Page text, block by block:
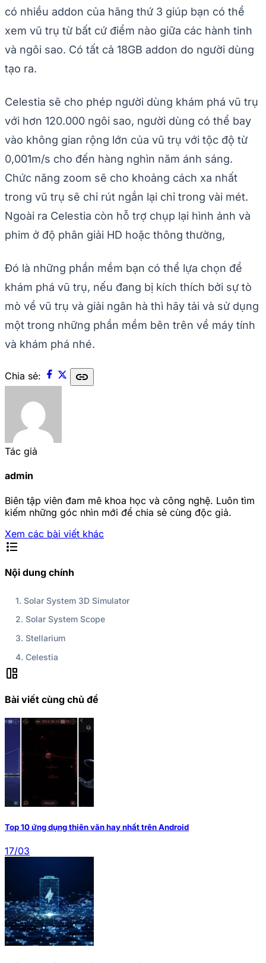
có nhiều addon của hãng thứ 3 giúp bạn có thể
xem vũ trụ từ bất cứ điểm nào giữa các hành tinh
và ngôi sao. Có tất cả 18GB addon do người dùng
tạo ra.
Celestia sẽ cho phép người dùng khám phá vũ trụ
với hơn 120.000 ngôi sao, người dùng có thể bay
vào không gian rộng lớn của vũ trụ với tộc độ từ
0,001m/s cho đến hàng nghìn năm ánh sáng.
Chức năng zoom sẽ cho khoảng cách xa nhất
trong vũ trụ sẽ chỉ rút ngắn lại chỉ trong vài mét.
Ngoài ra Celestia còn hỗ trợ chụp lại hình ảnh và
phim ở độ phân giải HD hoặc thông thường,
Đó là những phần mềm bạn có thể lựa chọn để
khám phá vũ trụ, nếu đang bị kích thích bởi sự tò
mò về vũ trụ và giải ngân hà thì hãy tải và sử dụng
một trong những phần mềm bên trên về máy tính
và khám phá nhé.
Chia sẻ: link
Tác giả
admin
Biên tập viên đam mê khoa học và công nghệ. Luôn tìm
kiếm những góc nhìn mới để chia sẻ cùng độc giả.
Xem các bài viết khác
format_list_bulleted
Nội dung chính
1. Solar System 3D Simulator
2. Solar System Scope
3. Stellarium
4. Celestia
auto_awesome_mosaic
Bài viết cùng chủ đề
Top 10 ứng dụng thiên văn hay nhất trên Android
17/03